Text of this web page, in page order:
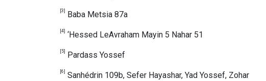
[3] Baba Metsia 87a
[4] ‘Hessed LeAvraham Mayin 5 Nahar 51
[5] Pardass Yossef
[6] Sanhédrin 109b, Sefer Hayashar, Yad Yossef, Zohar